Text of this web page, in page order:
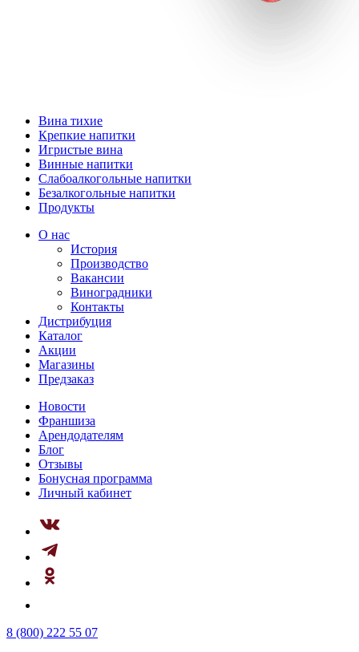
Вина тихие
Крепкие напитки
Игристые вина
Винные напитки
Слабоалкогольные напитки
Безалкогольные напитки
Продукты
О нас
История
Производство
Вакансии
Виноградники
Контакты
Дистрибуция
Каталог
Акции
Магазины
Предзаказ
Новости
Франшиза
Арендодателям
Блог
Отзывы
Бонусная программа
Личный кабинет
8 (800) 222 55 07